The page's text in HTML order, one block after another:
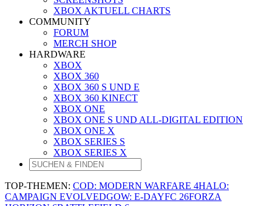
XBOX AKTUELL CHARTS
COMMUNITY
FORUM
MERCH SHOP
HARDWARE
XBOX
XBOX 360
XBOX 360 S UND E
XBOX 360 KINECT
XBOX ONE
XBOX ONE S UND ALL-DIGITAL EDITION
XBOX ONE X
XBOX SERIES S
XBOX SERIES X
TOP-THEMEN: COD: MODERN WARFARE 4HALO:
CAMPAIGN EVOLVEDGOW: E-DAYFC 26FORZA